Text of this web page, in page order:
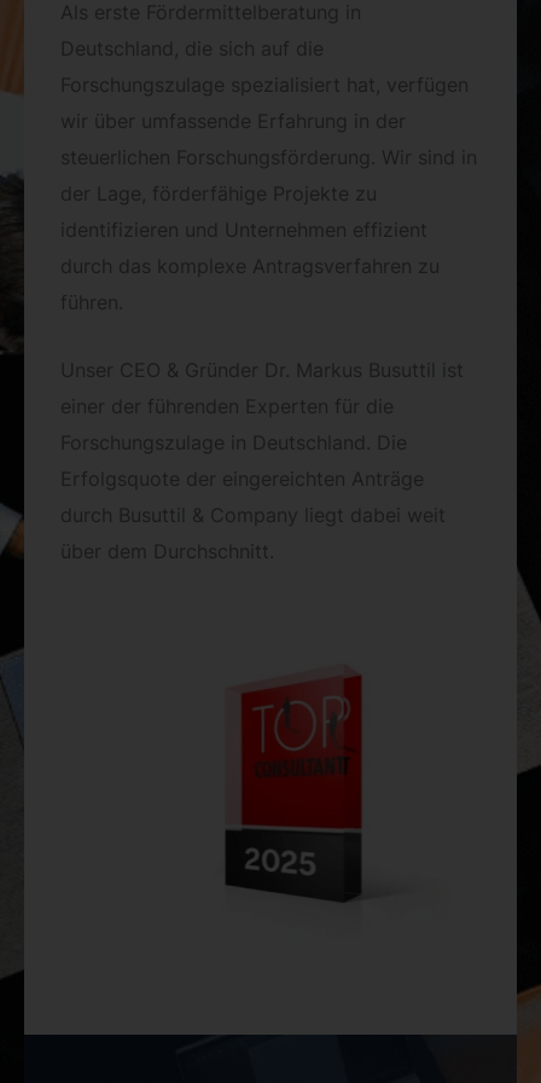
Als erste Fördermittelberatung in
Deutschland, die sich auf die
Forschungszulage spezialisiert hat, verfügen
wir über umfassende Erfahrung in der
steuerlichen Forschungsförderung. Wir sind in
der Lage, förderfähige Projekte zu
identifizieren und Unternehmen effizient
durch das komplexe Antragsverfahren zu
führen.
Unser CEO & Gründer Dr. Markus Busuttil ist
einer der führenden Experten für die
Forschungszulage in Deutschland. Die
Erfolgsquote der eingereichten Anträge
durch Busuttil & Company liegt dabei weit
über dem Durchschnitt.